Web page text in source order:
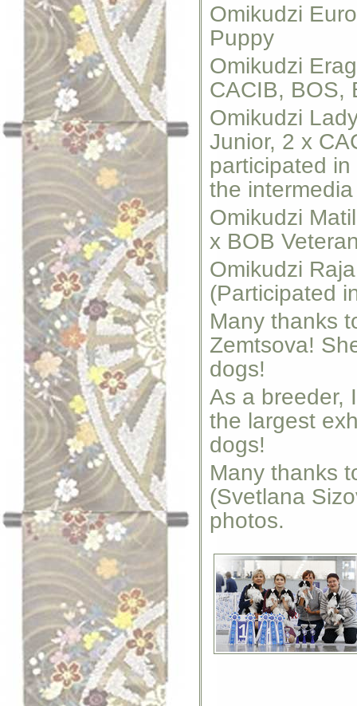
Omikudzi
Puppy
Omikudzi
CACIB, BOS,
Omikudzi
Junior, 2 x
participated
the
Omikudzi
x BOB
Omikudzi
(Participated
Many thanks
Zemtsova!
dogs!
As a breeder,
the largest
dogs!
Many thanks
(Svetlana
photos.